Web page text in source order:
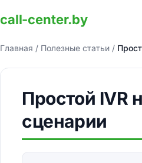
call-center.by
Главная / Полезные статьи /
Простой IVR
сценарии